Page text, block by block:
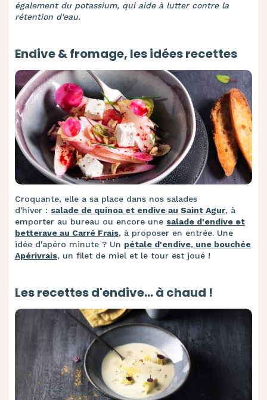
également du potassium, qui aide à lutter contre la
rétention d'eau.
Endive & fromage, les idées recettes
Croquante, elle a sa place dans nos salades
d'hiver : salade de quinoa et endive au Saint Agur, à
emporter au bureau ou encore une salade d'endive et
betterave au Carré Frais, à proposer en entrée. Une
idée d'apéro minute ? Un pétale d'endive, une bouchée
Apérivrais, un filet de miel et le tour est joué !
Les recettes d'endive... à chaud !